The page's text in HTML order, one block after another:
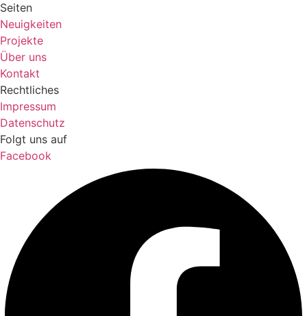
Seiten
Neuigkeiten
Projekte
Über uns
Kontakt
Rechtliches
Impressum
Datenschutz
Folgt uns auf
Facebook